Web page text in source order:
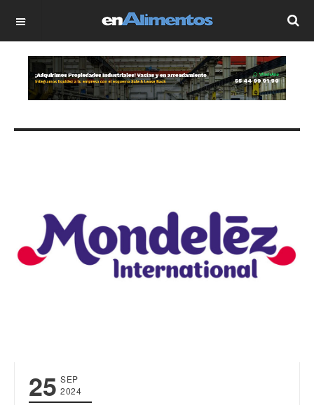
OFF CANVAS
25 SEP
2024